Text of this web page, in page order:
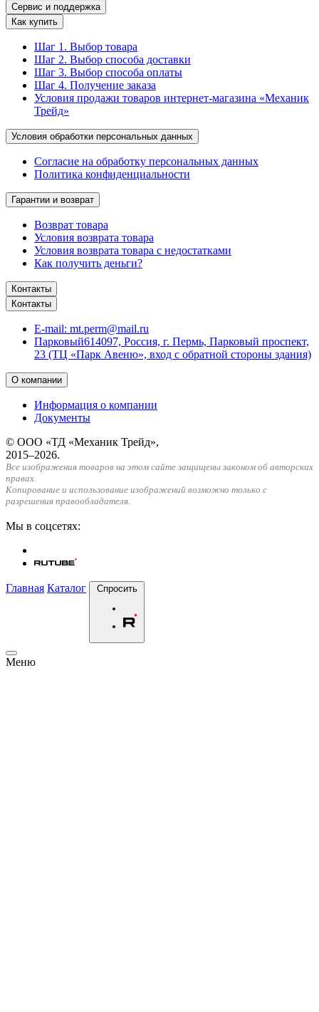
Сервис и поддержка
Как купить
Шаг 1. Выбор товара
Шаг 2. Выбор способа доставки
Шаг 3. Выбор способа оплаты
Шаг 4. Получение заказа
Условия продажи товаров интернет-магазина «Механик
Трейд»
Условия обработки персональных данных
Согласие на обработку персональных данных
Политика конфиденциальности
Гарантии и возврат
Возврат товара
Условия возврата товара
Условия возврата товара с недостатками
Как получить деньги?
Контакты
Контакты
E-mail: mt.perm@mail.ru
Парковый614097, Россия, г. Пермь, Парковый проспект,
23 (ТЦ «Парк Авеню», вход с обратной стороны здания)
О компании
Информация о компании
Документы
© ООО «ТД «Механик Трейд»,
2015–2026.
Все изображения товаров на этом сайте защищены законом об авторских
правах.
Копирование и использование изображений возможно только с
разрешения правообладателя.
Мы в соцсетях:
Главная Каталог Спросить
Меню